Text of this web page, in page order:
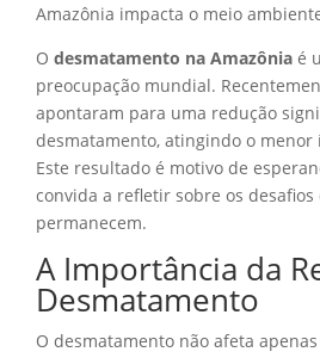
Amazônia impacta o meio
O desmatamento na Amazônia é
preocupação mundial.
apontaram para uma redução
desmatamento, atingindo o menor
Este resultado é motivo de
convida a refletir sobre os
permanecem.
A Importância da
Desmatamento
O desmatamento não afeta